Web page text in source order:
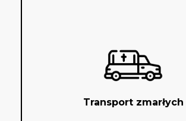
Transport zmarłych